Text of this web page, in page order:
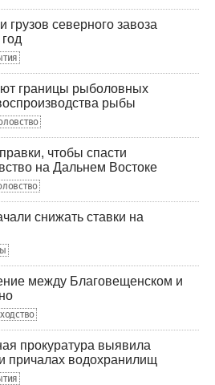
северного завоза
границы рыболовных
рыбы
чтобы спасти
на Дальнем Востоке
снижать ставки на
между Благовещенском и
прокуратура выявила
причалах водохранилищ